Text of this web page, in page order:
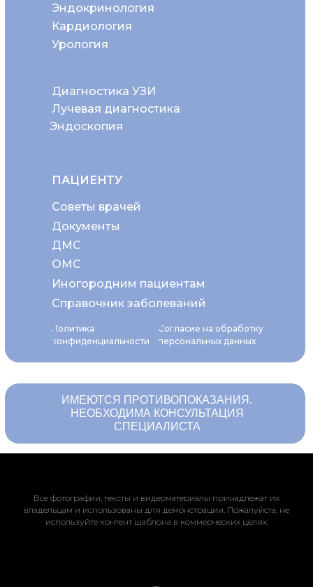
Политика
конфиденциальности
Согласие на обработку
персональных данных
Диагностика УЗИ
Эндоскопия
Эндокринология
Кардиология
Урология
Лучевая диагностика
ПАЦИЕНТУ
Советы врачей
ОМС
Документы
ДМС
Иногородним пациентам
Справочник заболеваний
ИМЕЮТСЯ ПРОТИВОПОКАЗАНИЯ.
НЕОБХОДИМА КОНСУЛЬТАЦИЯ
СПЕЦИАЛИСТА
Все фотографии, тексты и видеоматериалы принадлежат их
владельцам и использованы для демонстрации. Пожалуйста, не
используйте контент шаблона в коммерческих целях.